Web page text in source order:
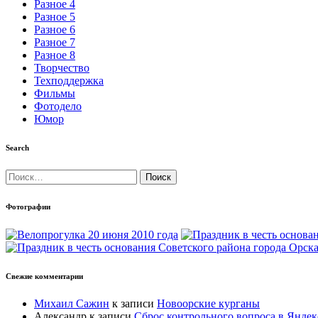
Разное 4
Разное 5
Разное 6
Разное 7
Разное 8
Творчество
Техподдержка
Фильмы
Фотодело
Юмор
Search
Найти:
Фотографии
Свежие комментарии
Михаил Сажин к записи Новоорские курганы